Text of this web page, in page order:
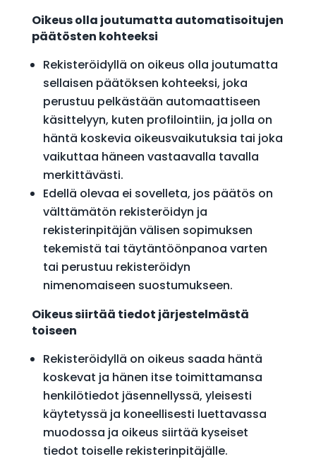
Oikeus olla joutumatta automatisoitujen
päätösten kohteeksi
Rekisteröidyllä on oikeus olla joutumatta
sellaisen päätöksen kohteeksi, joka
perustuu pelkästään automaattiseen
käsittelyyn, kuten profilointiin, ja jolla on
häntä koskevia oikeusvaikutuksia tai joka
vaikuttaa häneen vastaavalla tavalla
merkittävästi.
Edellä olevaa ei sovelleta, jos päätös on
välttämätön rekisteröidyn ja
rekisterinpitäjän välisen sopimuksen
tekemistä tai täytäntöönpanoa varten
tai perustuu rekisteröidyn
nimenomaiseen suostumukseen.
Oikeus siirtää tiedot järjestelmästä
toiseen
Rekisteröidyllä on oikeus saada häntä
koskevat ja hänen itse toimittamansa
henkilötiedot jäsennellyssä, yleisesti
käytetyssä ja koneellisesti luettavassa
muodossa ja oikeus siirtää kyseiset
tiedot toiselle rekisterinpitäjälle.